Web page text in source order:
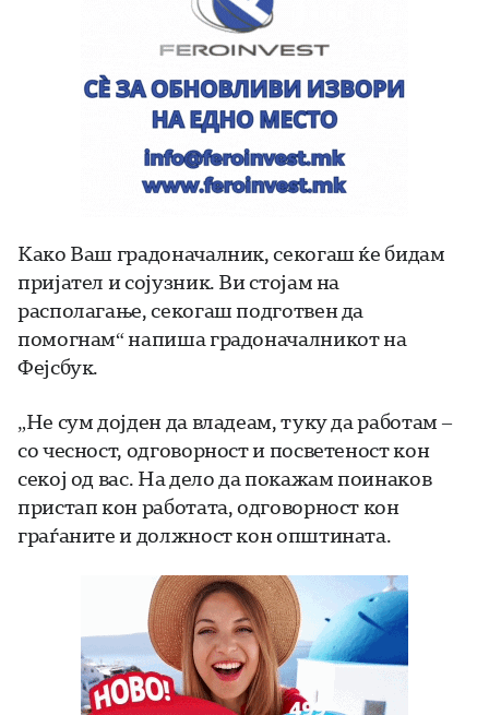
Како Ваш градоначалник, секогаш ќе бидам
пријател и сојузник. Ви стојам на
располагање, секогаш подготвен да
помогнам“ напиша градоначалникот на
Фејсбук.
„Не сум дојден да владеам, туку да работам –
со чесност, одговорност и посветеност кон
секој од вас. На дело да покажам поинаков
пристап кон работата, одговорност кон
граѓаните и должност кон општината.